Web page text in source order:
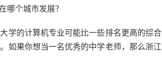
哪个城市发展？
学的计算机专业可能比一些排名更高的综合
如果你想当一名优秀的中学老师，那么浙江